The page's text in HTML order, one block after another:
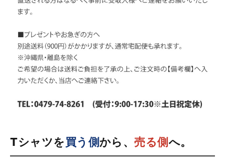
Tシャツを買う側から、売る側へ。